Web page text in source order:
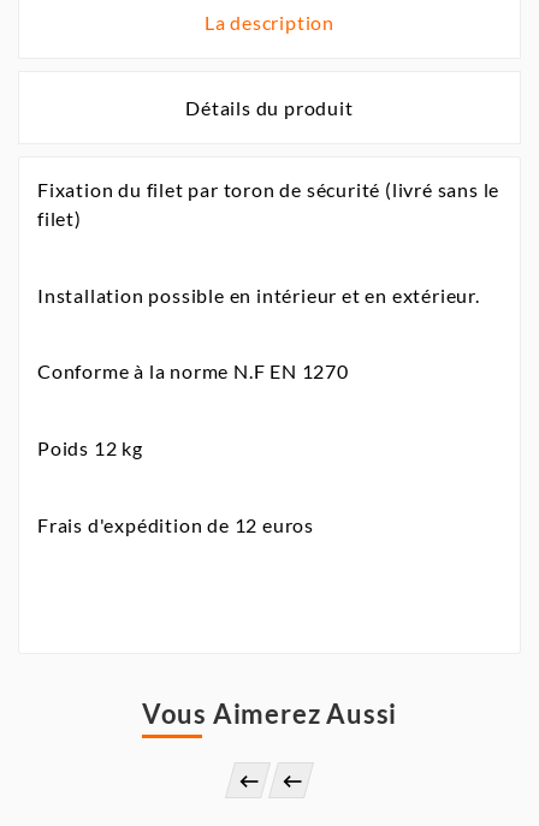
La description
Détails du produit
Fixation du filet par toron de sécurité (livré sans le
filet)
Installation possible en intérieur et en extérieur.
Conforme à la norme N.F EN 1270
Poids 12 kg
Frais d'expédition de 12 euros
Vous Aimerez Aussi
 